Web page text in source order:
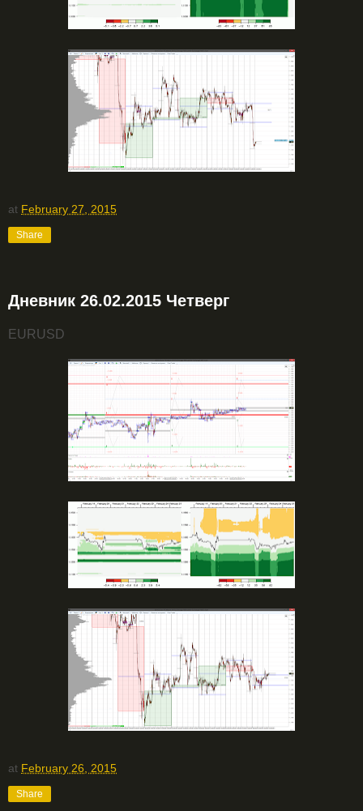
at February 27, 2015
Share
Дневник 26.02.2015 Четверг
EURUSD
at February 26, 2015
Share